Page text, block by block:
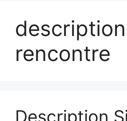
rencontre
Description